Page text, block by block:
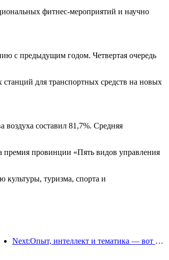
фитнес-мероприятий и научно
с предыдущим годом. Четвертая очередь
для транспортных средств на новых
воздуха составил 81,7%. Средняя
премия провинции «Пять видов управления
культуры, туризма, спорта и
Next:Опыт, интеллект и тематика — вот решения для отелей новой эпохи